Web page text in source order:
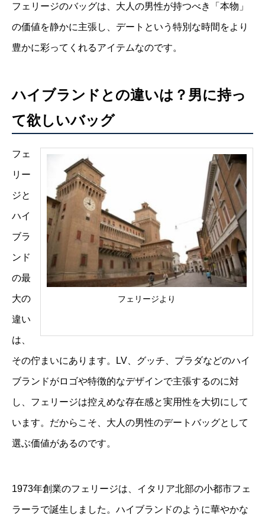
フェリージのバッグは、大人の男性が持つべき「本物」
の価値を静かに主張し、デートという特別な時間をより
豊かに彩ってくれるアイテムなのです。
ハイブランドとの違いは？男に持っ
て欲しいバッグ
フェリージより
フェ
リー
ジと
ハイ
ブラ
ンド
の最
大の
違い
は、
その佇まいにあります。LV、グッチ、プラダなどのハイ
ブランドがロゴや特徴的なデザインで主張するのに対
し、フェリージは控えめな存在感と実用性を大切にして
います。だからこそ、大人の男性のデートバッグとして
選ぶ価値があるのです。
1973年創業のフェリージは、イタリア北部の小都市フェ
ラーラで誕生しました。ハイブランドのように華やかな